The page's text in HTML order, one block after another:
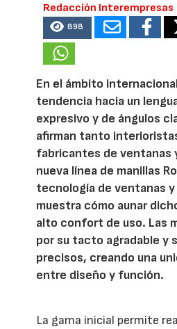
Redacción Interempresas
898
En el ámbito
tendencia hacia un
expresivo y de ángulos
afirman tanto
fabricantes de ventanas
nueva línea de manillas
tecnología de ventanas
muestra cómo aunar
alto confort de uso. Las
por su tacto agradable y
precisos, creando una
entre diseño y función.
La gama inicial permite